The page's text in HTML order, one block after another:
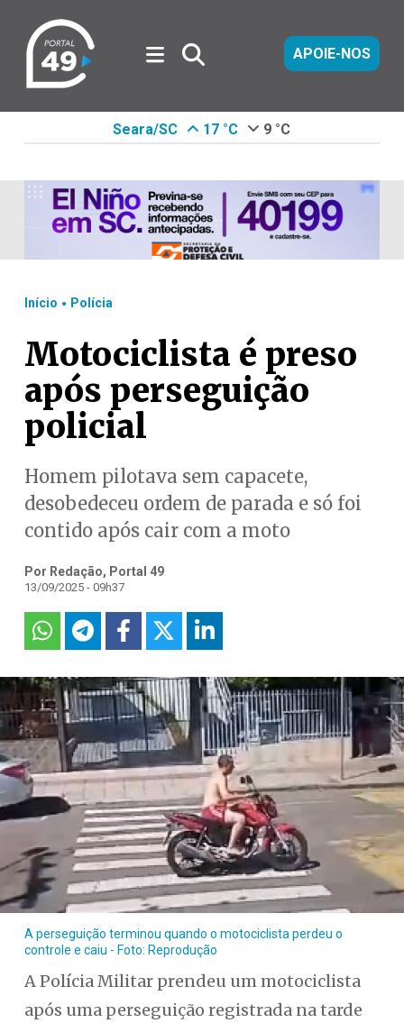
APOIE-NOS
Seara/SC 17 °C 9 °C
Início . Polícia
Motociclista é preso
após perseguição
policial
Homem pilotava sem capacete,
desobedeceu ordem de parada e só foi
contido após cair com a moto
Por Redação, Portal 49
13/09/2025 - 09h37
A perseguição terminou quando o motociclista perdeu o
controle e caiu - Foto: Reprodução
A Polícia Militar prendeu um motociclista
após uma perseguição registrada na tarde